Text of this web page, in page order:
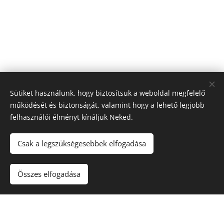
Sütiket használunk, hogy biztosítsuk a weboldal megfelelő
működését és biztonságát, valamint hogy a lehető legjobb
felhasználói élményt kínáljuk Neked.
Csak a legszükségesebbek elfogadása
Összes elfogadása